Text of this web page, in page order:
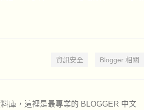
資訊安全 Blogger 相關
庫，這裡是最專業的 BLOGGER 中文